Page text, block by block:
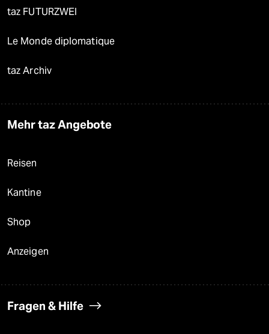
taz FUTURZWEI
Le Monde diplomatique
taz Archiv
Mehr taz Angebote
Reisen
Kantine
Shop
Anzeigen
Fragen & Hilfe